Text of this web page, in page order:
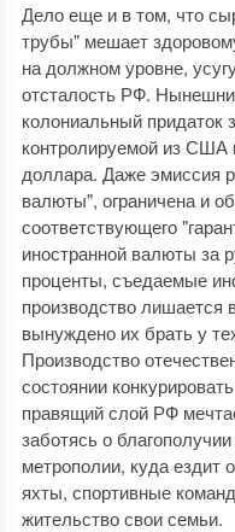
Дело еще и в том, что
трубы" мешает
на должном уровне,
отсталость РФ.
колониальный придаток
контролируемой из США
доллара. Даже эмиссия
валюты", ограничена и
соответствующего
иностранной валюты за
проценты, съедаемые
производство
вынуждено их брать у
Производство
состоянии
правящий слой РФ
заботясь о
метрополии, куда ездит
яхты, спортивные
жительство свои семьи.